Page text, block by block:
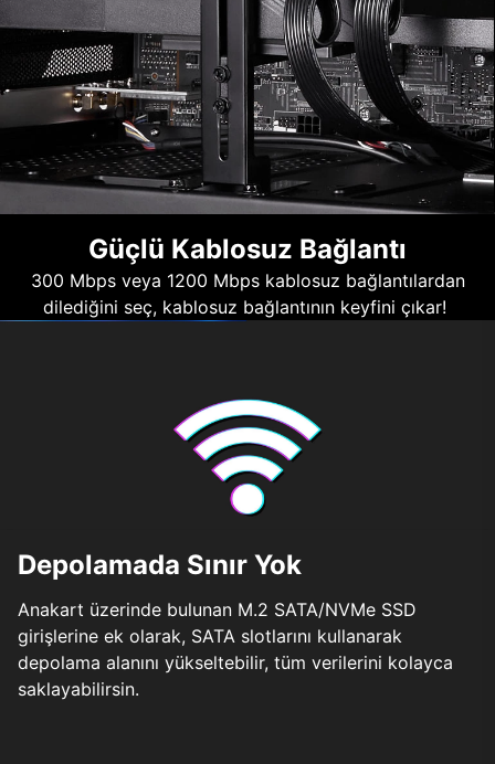
Güçlü Kablosuz Bağlantı
300 Mbps veya 1200 Mbps kablosuz bağlantılardan
dilediğini seç, kablosuz bağlantının keyfini çıkar!
Depolamada Sınır Yok
Anakart üzerinde bulunan M.2 SATA/NVMe SSD
girişlerine ek olarak, SATA slotlarını kullanarak
depolama alanını yükseltebilir, tüm verilerini kolayca
saklayabilirsin.